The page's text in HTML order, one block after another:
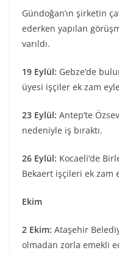
Gündoğan’ın şirketin
ederken yapılan
varıldı.
19 Eylül: Gebze’de
üyesi işçiler ek zam
23 Eylül: Antep’te
nedeniyle iş bıraktı.
26 Eylül: Kocaeli’de
Bekaert işçileri ek zam
Ekim
2 Ekim: Ataşehir
olmadan zorla emekli